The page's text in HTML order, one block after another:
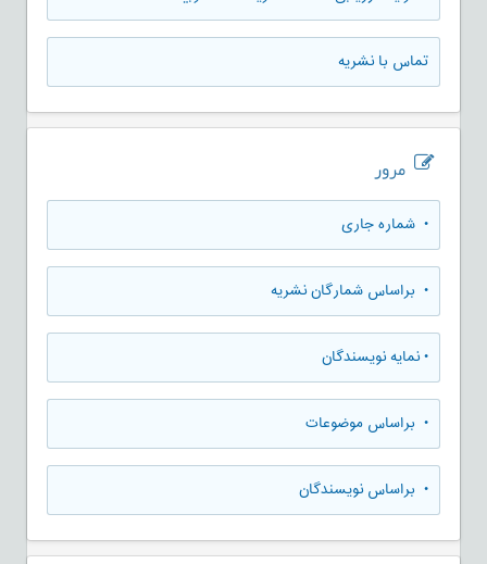
تماس با نشریه
مرور
• شماره جاری
• براساس شمارگان نشریه
•نمایه نویسندگان
• براساس موضوعات
• براساس نویسندگان